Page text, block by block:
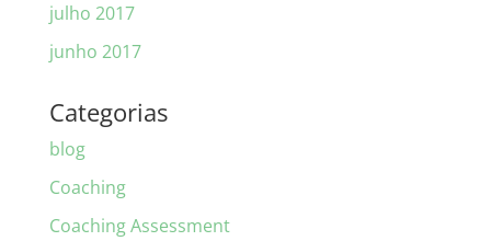
julho 2017
junho 2017
Categorias
blog
Coaching
Coaching Assessment